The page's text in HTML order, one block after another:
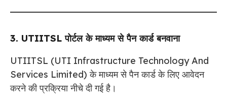
3. UTIITSL पोर्टल के माध्यम से पैन कार्ड बनवाना
UTIITSL (UTI Infrastructure Technology And
Services Limited) के माध्यम से पैन कार्ड के लिए आवेदन
करने की प्रक्रिया नीचे दी गई है।